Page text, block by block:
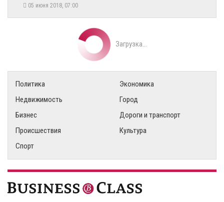
05 июня 2018, 07:00
Загрузка...
Политика
Экономика
Недвижимость
Город
Бизнес
Дороги и транспорт
Происшествия
Культура
Спорт